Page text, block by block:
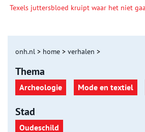
Texels juttersbloed kruipt waar het niet
onh.nl > home > verhalen >
Thema
Archeologie Mode en textiel
Stad
Oudeschild